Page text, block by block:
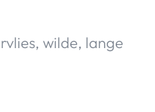
wilde, lange